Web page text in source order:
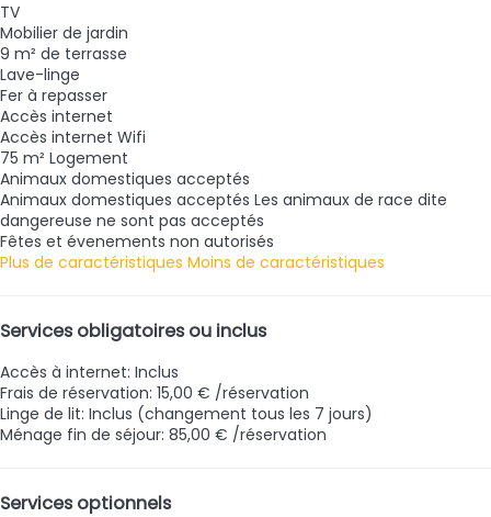
TV
Mobilier de jardin
9 m² de terrasse
Lave-linge
Fer à repasser
Accès internet
Accès internet Wifi
75 m² Logement
Animaux domestiques acceptés
Animaux domestiques acceptés Les animaux de race dite
dangereuse ne sont pas acceptés
Fêtes et évenements non autorisés
Plus de caractéristiques Moins de caractéristiques
Services obligatoires ou inclus
Accès à internet: Inclus
Frais de réservation: 15,00 € /réservation
Linge de lit: Inclus (changement tous les 7 jours)
Ménage fin de séjour: 85,00 € /réservation
Services optionnels